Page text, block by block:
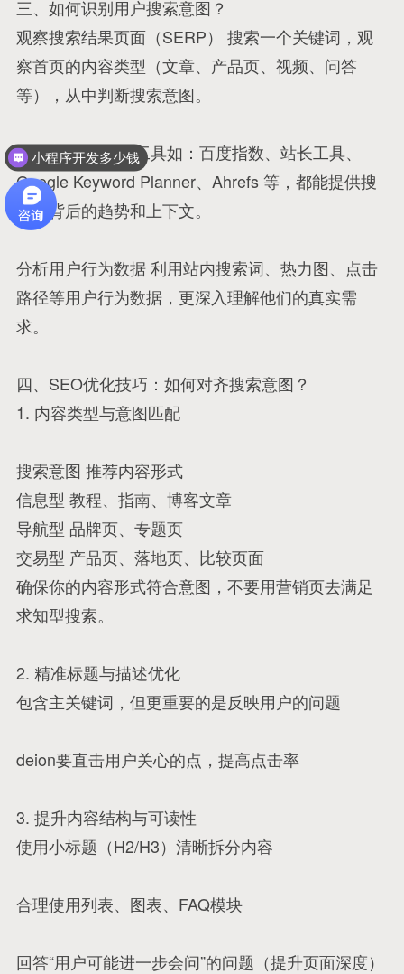
三、如何识别用户搜索意图？
观察搜索结果页面（SERP） 搜索一个关键词，观
察首页的内容类型（文章、产品页、视频、问答
等），从中判断搜索意图。
使用关键词工具 工具如：百度指数、站长工具、
Google Keyword Planner、Ahrefs 等，都能提供搜
索词背后的趋势和上下文。
分析用户行为数据 利用站内搜索词、热力图、点击
路径等用户行为数据，更深入理解他们的真实需
求。
四、SEO优化技巧：如何对齐搜索意图？
1. 内容类型与意图匹配
搜索意图 推荐内容形式
信息型 教程、指南、博客文章
导航型 品牌页、专题页
交易型 产品页、落地页、比较页面
确保你的内容形式符合意图，不要用营销页去满足
求知型搜索。
2. 精准标题与描述优化
包含主关键词，但更重要的是反映用户的问题
deion要直击用户关心的点，提高点击率
3. 提升内容结构与可读性
使用小标题（H2/H3）清晰拆分内容
合理使用列表、图表、FAQ模块
回答“用户可能进一步会问”的问题（提升页面深度）
小程序开发多少钱